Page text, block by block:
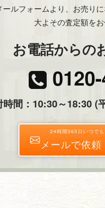
ルフォームより、お売り
大よその査定額をお
お電話からの
時間：10:30～18:30 (
24時間365日いつで
メールで依